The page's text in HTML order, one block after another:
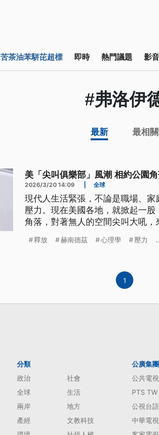
苦茶油苯駢芘超標 即時 熱門議題 影音
#弗洛伊
最新 最相關
美「尖叫俱樂部」風潮 相約公園
2026/3/20 14:09 全球
現代人生活緊張，不論是職場、
壓力。現在美國各地，就掀起一
角落，對著無人的空間尖叫大吼，
釋放 赫南德茲 心理學 壓力
1
分類
政治
社會
全球
生活
兩岸
地方
產經
文教科技
公廣集團
公共電視
PTS TW
公視台
中華電